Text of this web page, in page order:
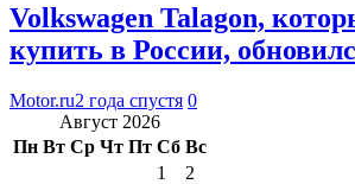
Volkswagen Talagon,
купить в России,
Motor.ru2 года спустя 0
Август 2026
Пн Вт Ср Чт Пт Сб Вс
1
2